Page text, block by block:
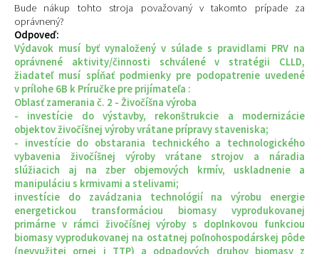
Bude nákup tohto stroja považovaný v takomto prípade za
oprávnený?
Odpoveď:
Výdavok musí byť vynaložený v súlade s pravidlami PRV na
oprávnené aktivity/činnosti schválené v stratégii CLLD,
žiadateľ musí spĺňať podmienky pre podopatrenie uvedené
v prílohe 6B k Príručke pre prijímateľa :
Oblasť zamerania č. 2 - Živočíšna výroba
- investície do výstavby, rekonštrukcie a modernizácie
objektov živočíšnej výroby vrátane prípravy staveniska;
- investície do obstarania technického a technologického
vybavenia živočíšnej výroby vrátane strojov a náradia
slúžiacich aj na zber objemových krmív, uskladnenie a
manipuláciu s krmivami a stelivami;
investície do zavádzania technológií na výrobu energie
energetickou transformáciou biomasy vyprodukovanej
primárne v rámci živočíšnej výroby s doplnkovou funkciou
biomasy vyprodukovanej na ostatnej poľnohospodárskej pôde
(nevyužitej ornej i TTP) a odpadových druhov biomasy z